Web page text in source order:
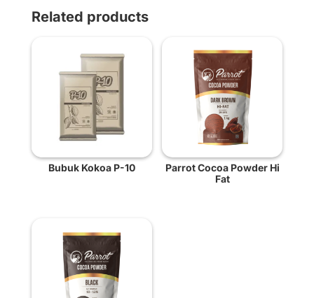
Related products
Bubuk Kokoa P-10
Parrot Cocoa Powder Hi
Fat